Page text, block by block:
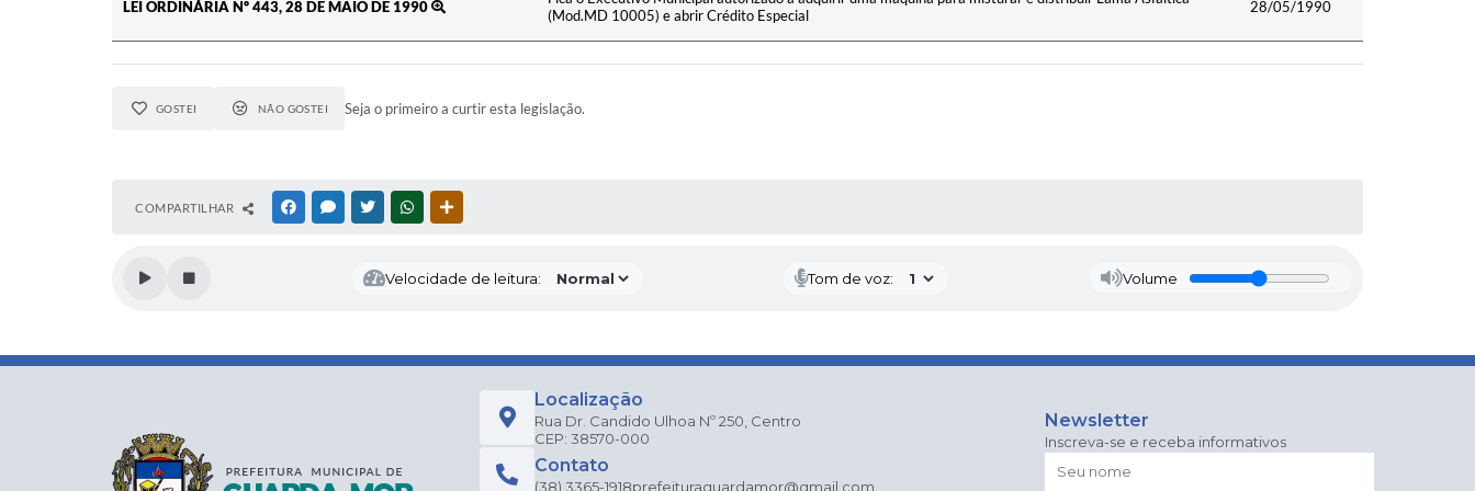
LEI ORDINÁRIA Nº 443, 28 DE MAIO DE 1990
(Mod.MD 10005) e abrir Crédito Especial
28/05/1990
GOSTEI NÃO GOSTEI Seja o primeiro a curtir esta legislação.
COMPARTILHAR FACEBOOKMESSENGER
TWITTERWHATSAPP
Velocidade de leitura: Tom de voz: Volume
Localização
Rua Dr. Candido Ulhoa Nº 250, Centro
CEP: 38570-000
Contato
(38) 3365-1918prefeituraguardamor@gmail.com
Newsletter
Inscreva-se e receba informativos